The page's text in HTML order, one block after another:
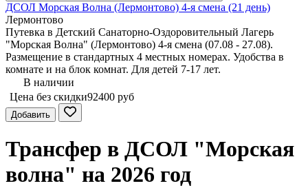
ДСОЛ Морская Волна (Лермонтово) 4-я смена (21 день)
Лермонтово
Путевка в Детский Санаторно-Оздоровительный Лагерь
"Морская Волна" (Лермонтово) 4-я смена (07.08 - 27.08).
Размещение в стандартных 4 местных номерах. Удобства в
комнате и на блок комнат. Для детей 7-17 лет.
В наличии
Цена без скидки92400 руб
Добавить
Трансфер в ДСОЛ "Морская
волна" на 2026 год